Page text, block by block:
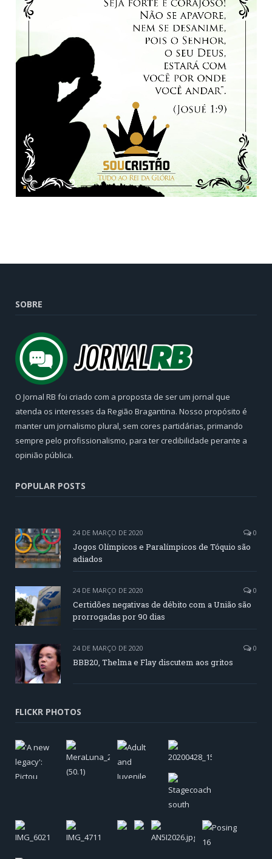
SOBRE
O Jornal RB foi criado com a proposta de ser um jornal que
atenda os interesses da Região Bragantina. Nosso propósito é
manter um jornalismo plural, sem cores partidárias, primando
sempre pelo profissionalismo, para ter credibilidade perante a
opinião pública.
POPULAR POSTS
24 DE MARÇO DE 2020 0
Jogos Olímpicos e Paralímpicos de Tóquio são
adiados
24 DE MARÇO DE 2020 0
Certidões negativas de débito com a União são
prorrogadas por 90 dias
24 DE MARÇO DE 2020 0
BBB20, Thelma e Flay discutem aos gritos
FLICKR PHOTOS